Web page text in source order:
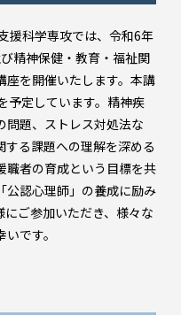
援科学専攻では、令和6年
精神保健・教育・福祉関
座を開催いたします。本講
予定しています。精神疾
問題、ストレス対処法な
る課題への理解を深める
職者の育成という目標を共
公認心理師」の養成に励み
ご参加いただき、様々な
です。